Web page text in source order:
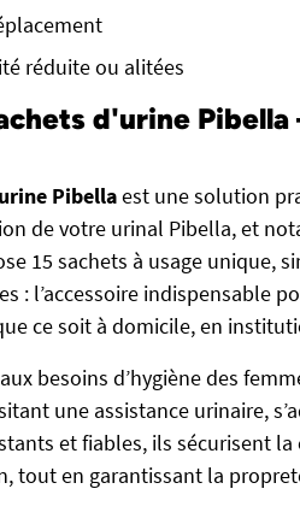
réduite ou alitées
d'urine Pibella
Pibellaest une solution
de votre urinal Pibella, et
15 sachets à usage unique,
: l’accessoire indispensable
ce soit à domicile, en
besoins d’hygiène des
une assistance urinaire,
et fiables, ils sécurisent la
tout en garantissant la